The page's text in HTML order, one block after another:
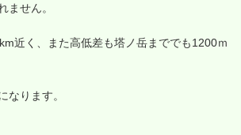
ません。
近く、また高低差も塔ノ岳まででも1200ｍ
なります。